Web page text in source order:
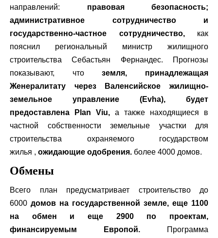
направлений: правовая безопасность;
административное сотрудничество и
государственно-частное сотрудничество,как
пояснил региональный министр жилищного
строительства Себастьян Фернандес. Прогнозы
показывают, чтоземля, принадлежащая
Женералитату через Валенсийское жилищно-
земельное управление (Evha), будет
предоставлена ​​Plan Viu, а также находящиеся в
частной собственности земельные участки для
строительства охраняемого государством
жилья , ожидающие одобрения. более 4000 домов.
Обмены
Всего план предусматривает строительство до
6000 домов на государственной земле, еще 1100
на обмен и еще 2900 по проектам,
финансируемым Европой. Программа